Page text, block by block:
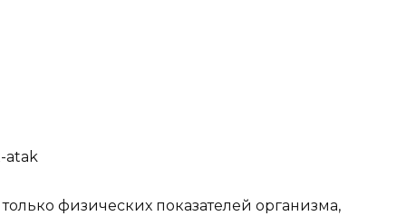
физических показателей организма,